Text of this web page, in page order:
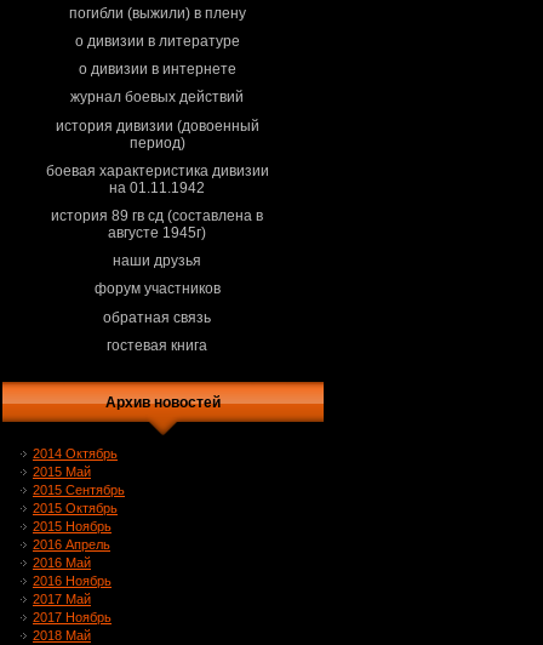
погибли (выжили) в плену
о дивизии в литературе
о дивизии в интернете
журнал боевых действий
история дивизии (довоенный
период)
боевая характеристика дивизии
на 01.11.1942
история 89 гв сд (составлена в
августе 1945г)
наши друзья
форум участников
обратная связь
гостевая книга
Архив новостей
2014 Октябрь
2015 Май
2015 Сентябрь
2015 Октябрь
2015 Ноябрь
2016 Апрель
2016 Май
2016 Ноябрь
2017 Май
2017 Ноябрь
2018 Май